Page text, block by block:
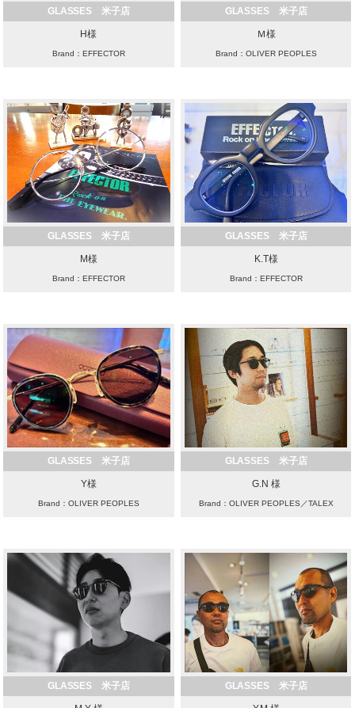
GLASSES 米子店
H様
Brand：EFFECTOR
GLASSES 米子店
Ｍ様
Brand：OLIVER PEOPLES
GLASSES 米子店
M様
Brand：EFFECTOR
GLASSES 米子店
K.T様
Brand：EFFECTOR
GLASSES 米子店
Y様
Brand：OLIVER PEOPLES
GLASSES 米子店
G.N 様
Brand：OLIVER PEOPLES／TALEX
GLASSES 米子店 GLASSES 米子店